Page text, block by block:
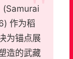
(Samurai
作为稻
为锚点展
造的武藏